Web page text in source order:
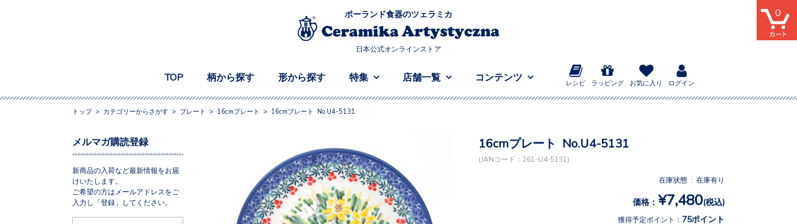
ポーランド食器のツェラミカ
日本公式オンラインストア
TOP 柄から探す 形から探す 特集 店舗一覧 コンテンツ
レシピ ラッピング お気に入り ログイン
0
トップ> カテゴリーからさがす > プレート > 16cmプレート > 16cmプレート No.U4-5131
16cmプレート No.U4-5131
(JANコード：261-U4-5131)
在庫状態 : 在庫有り
価格： ¥7,480(税込)
獲得予定ポイント： 75ポイント
メルマガ購読登録
新商品の入荷など最新情報をお届
けいたします。
ご希望の方はメールアドレスをご
入力し「登録」してください。